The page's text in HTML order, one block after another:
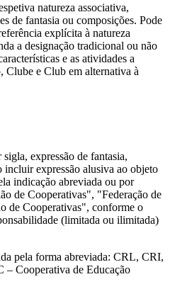
natureza associativa,
de fantasia ou composições. Pode
explícita à natureza
a designação tradicional ou não
e as atividades a
e Club em alternativa à
expressão de fantasia,
incluir expressão alusiva ao objeto
indicação abreviada ou por
de Cooperativas", "Federação de
de Cooperativas", conforme o
(limitada ou ilimitada)
pela forma abreviada: CRL, CRI,
Cooperativa de Educação